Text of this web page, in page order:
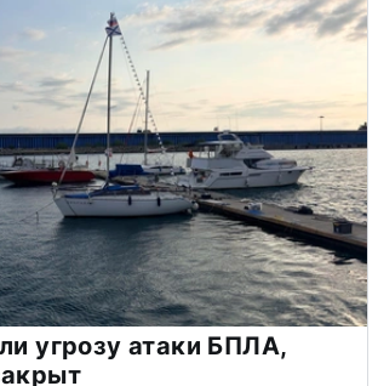
угрозу атаки БПЛА,